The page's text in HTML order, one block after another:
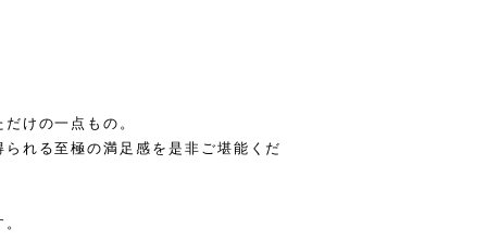
けの一点もの。
れる至極の満足感を是非ご堪能くだ